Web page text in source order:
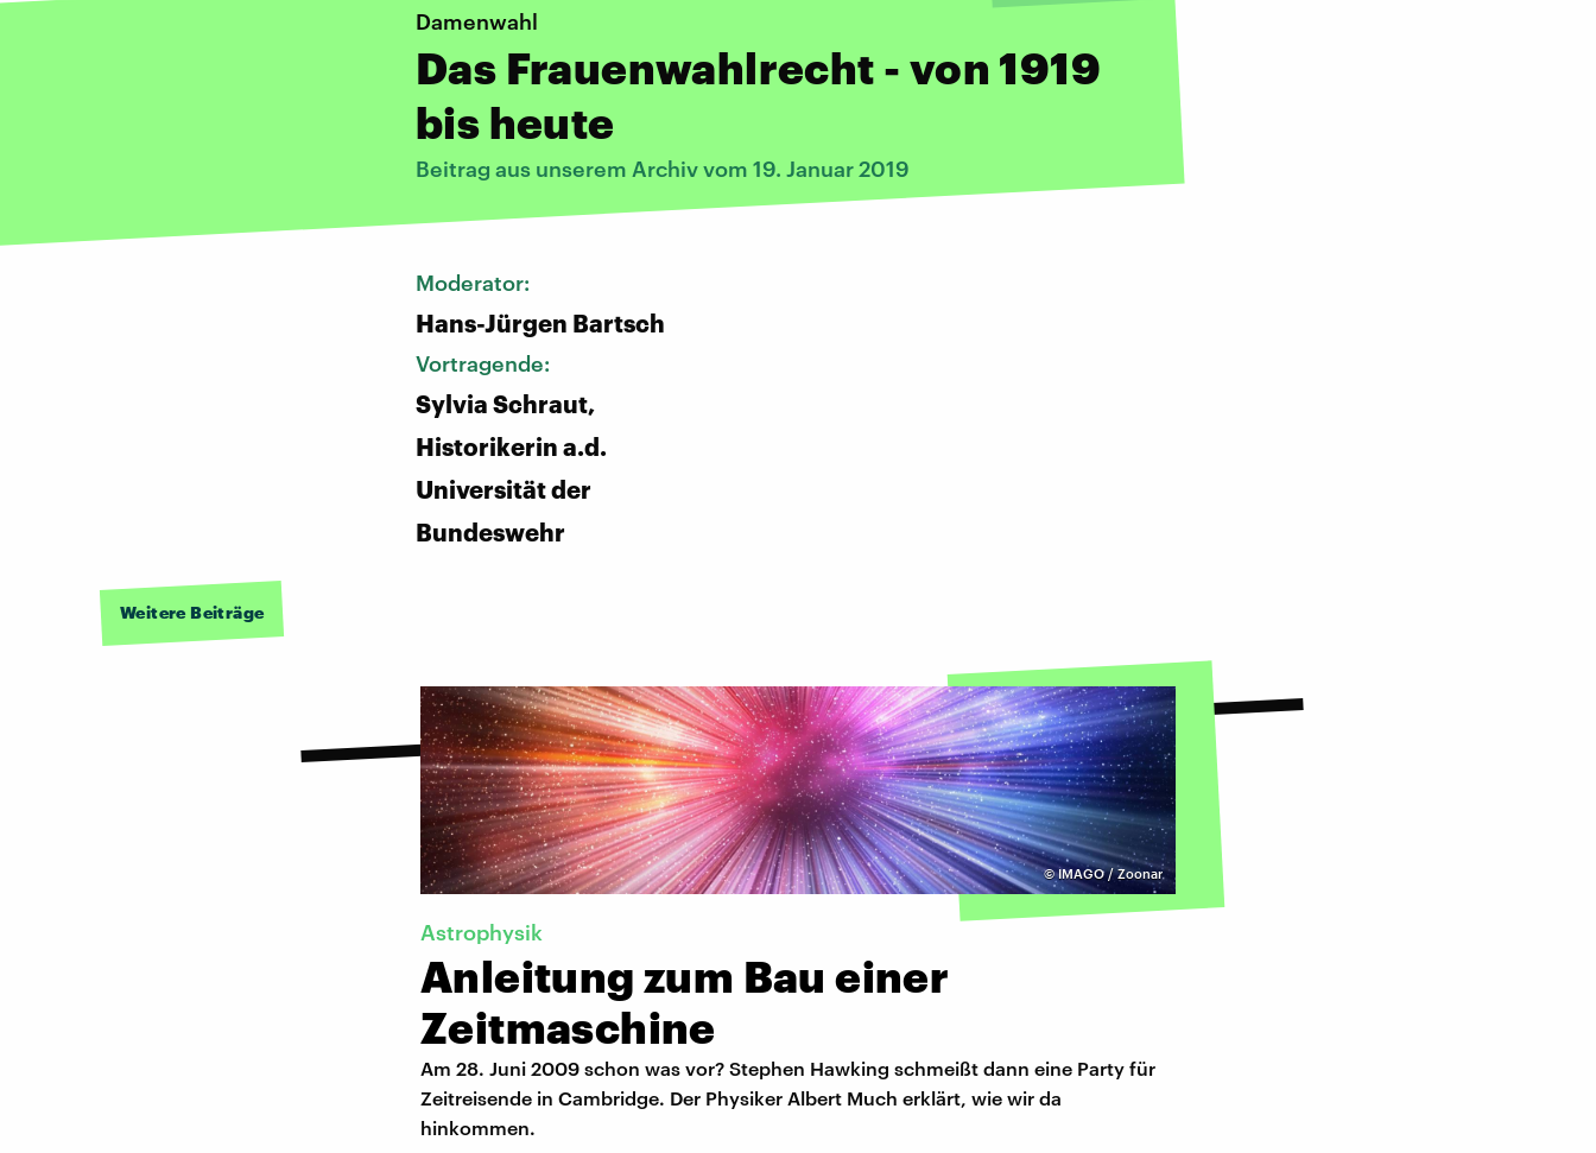
Damenwahl
Das Frauenwahlrecht - von 1919
bis heute
Beitrag aus unserem Archiv vom 19. Januar 2019
Moderator:
Hans-Jürgen Bartsch
Vortragende:
Sylvia Schraut,
Historikerin a.d.
Universität der
Bundeswehr
Weitere Beiträge
©IMAGO / Zoonar
Astrophysik
Anleitung zum Bau einer
Zeitmaschine
Am 28. Juni 2009 schon was vor? Stephen Hawking schmeißt dann eine Party für
Zeitreisende in Cambridge. Der Physiker Albert Much erklärt, wie wir da
hinkommen.